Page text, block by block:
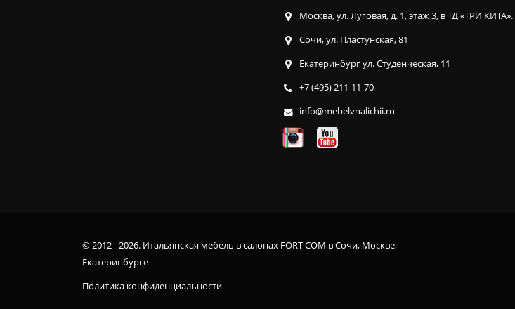
Москва, ул. Луговая, д. 1, этаж 3, в ТД «ТРИ КИТА».
Сочи, ул. Пластунская, 81
Екатеринбург ул. Студенческая, 11
+7 (495) 211-11-70
info@mebelvnalichii.ru
© 2012 - 2026. Итальянская мебель в салонах FORT-COM в Сочи, Москве,
Екатеринбурге
Политика конфиденциальности